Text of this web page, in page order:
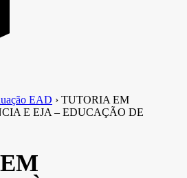
EAD › TUTORIA EM
E EJA – EDUCAÇÃO DE